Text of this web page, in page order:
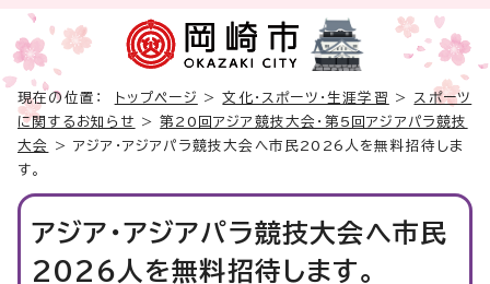
現在の位置： トップページ >文化・スポーツ・生涯学習 > スポーツ
に関するお知らせ
>第20回アジア競技大会・第5回アジアパラ競技
大会
> アジア・アジアパラ競技大会へ市民2026人を無料招待しま
す。
アジア・アジアパラ競技大会へ市民
2026人を無料招待します。